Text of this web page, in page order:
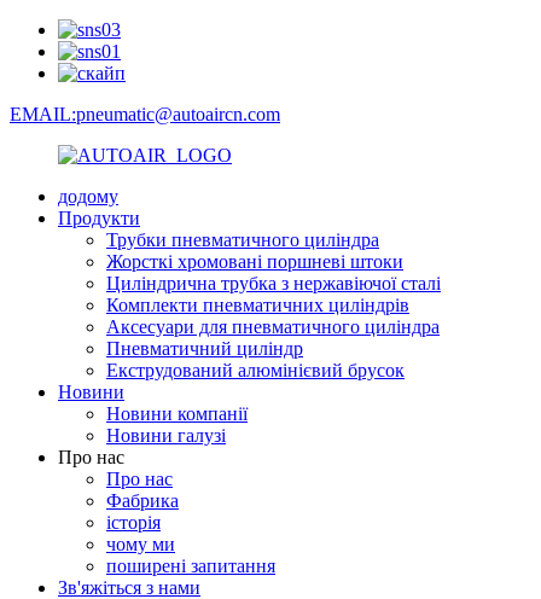
EMAIL:pneumatic@autoaircn.com
додому
Продукти
Трубки пневматичного циліндра
Жорсткі хромовані поршневі штоки
Циліндрична трубка з нержавіючої сталі
Комплекти пневматичних циліндрів
Аксесуари для пневматичного циліндра
Пневматичний циліндр
Екструдований алюмінієвий брусок
Новини
Новини компанії
Новини галузі
Про нас
Про нас
Фабрика
історія
чому ми
поширені запитання
Зв'яжіться з нами